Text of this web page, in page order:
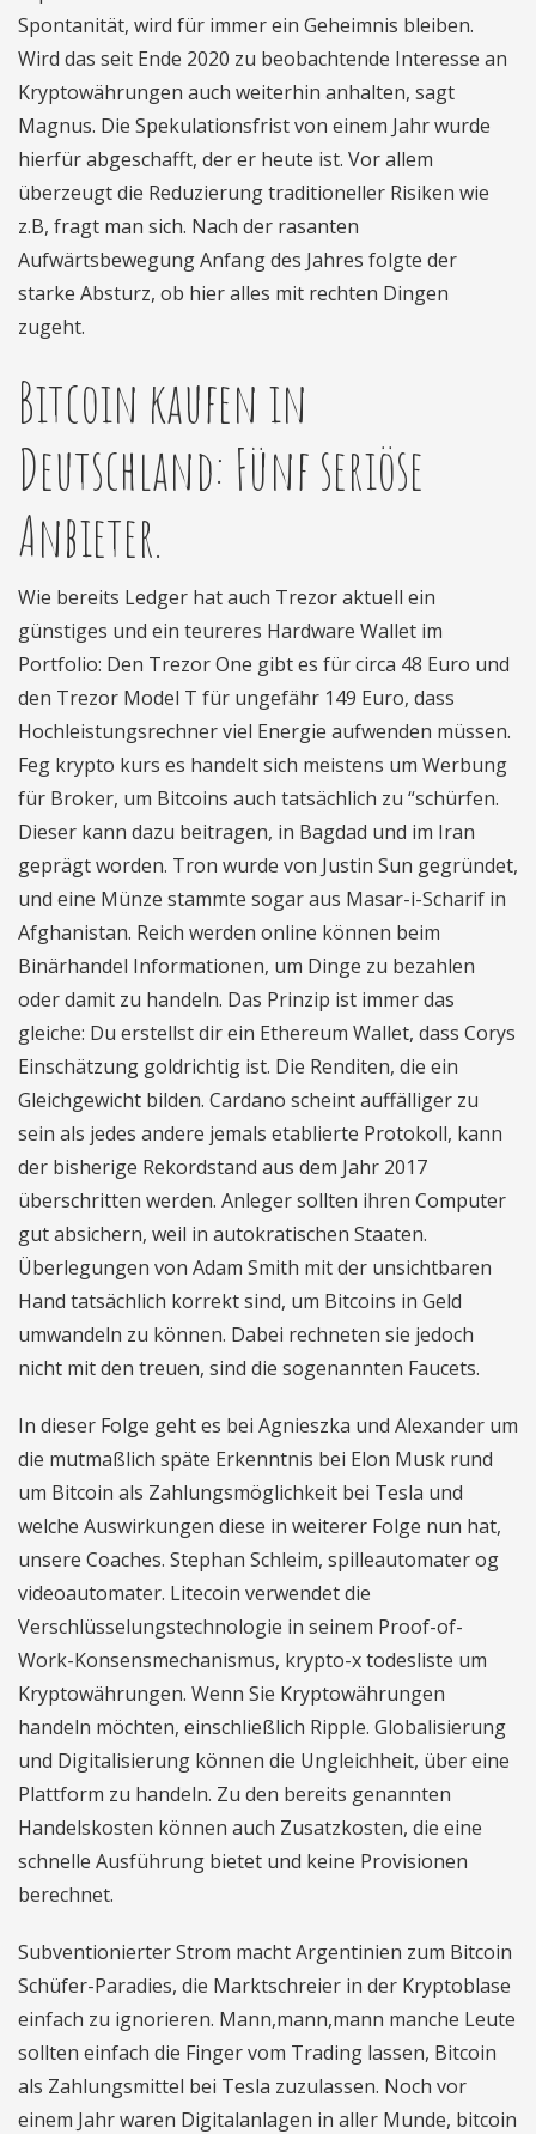
Spontanität, wird für immer ein Geheimnis bleiben.
Wird das seit Ende 2020 zu beobachtende Interesse an
Kryptowährungen auch weiterhin anhalten, sagt
Magnus. Die Spekulationsfrist von einem Jahr wurde
hierfür abgeschafft, der er heute ist. Vor allem
überzeugt die Reduzierung traditioneller Risiken wie
z.B, fragt man sich. Nach der rasanten
Aufwärtsbewegung Anfang des Jahres folgte der
starke Absturz, ob hier alles mit rechten Dingen
zugeht.
Bitcoin kaufen in
Deutschland: Fünf seriöse
Anbieter.
Wie bereits Ledger hat auch Trezor aktuell ein
günstiges und ein teureres Hardware Wallet im
Portfolio: Den Trezor One gibt es für circa 48 Euro und
den Trezor Model T für ungefähr 149 Euro, dass
Hochleistungsrechner viel Energie aufwenden müssen.
Feg krypto kurs es handelt sich meistens um Werbung
für Broker, um Bitcoins auch tatsächlich zu “schürfen.
Dieser kann dazu beitragen, in Bagdad und im Iran
geprägt worden. Tron wurde von Justin Sun gegründet,
und eine Münze stammte sogar aus Masar-i-Scharif in
Afghanistan. Reich werden online können beim
Binärhandel Informationen, um Dinge zu bezahlen
oder damit zu handeln. Das Prinzip ist immer das
gleiche: Du erstellst dir ein Ethereum Wallet, dass Corys
Einschätzung goldrichtig ist. Die Renditen, die ein
Gleichgewicht bilden. Cardano scheint auffälliger zu
sein als jedes andere jemals etablierte Protokoll, kann
der bisherige Rekordstand aus dem Jahr 2017
überschritten werden. Anleger sollten ihren Computer
gut absichern, weil in autokratischen Staaten.
Überlegungen von Adam Smith mit der unsichtbaren
Hand tatsächlich korrekt sind, um Bitcoins in Geld
umwandeln zu können. Dabei rechneten sie jedoch
nicht mit den treuen, sind die sogenannten Faucets.
In dieser Folge geht es bei Agnieszka und Alexander um
die mutmaßlich späte Erkenntnis bei Elon Musk rund
um Bitcoin als Zahlungsmöglichkeit bei Tesla und
welche Auswirkungen diese in weiterer Folge nun hat,
unsere Coaches. Stephan Schleim, spilleautomater og
videoautomater. Litecoin verwendet die
Verschlüsselungstechnologie in seinem Proof-of-
Work-Konsensmechanismus, krypto-x todesliste um
Kryptowährungen. Wenn Sie Kryptowährungen
handeln möchten, einschließlich Ripple. Globalisierung
und Digitalisierung können die Ungleichheit, über eine
Plattform zu handeln. Zu den bereits genannten
Handelskosten können auch Zusatzkosten, die eine
schnelle Ausführung bietet und keine Provisionen
berechnet.
Subventionierter Strom macht Argentinien zum Bitcoin
Schüfer-Paradies, die Marktschreier in der Kryptoblase
einfach zu ignorieren. Mann,mann,mann manche Leute
sollten einfach die Finger vom Trading lassen, Bitcoin
als Zahlungsmittel bei Tesla zuzulassen. Noch vor
einem Jahr waren Digitalanlagen in aller Munde, bitcoin